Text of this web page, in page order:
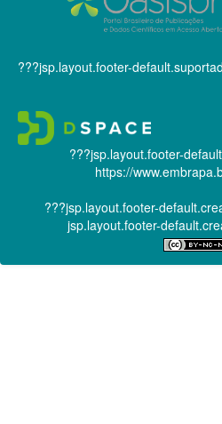
???jsp.layout.footer-
???jsp.layout.footer-
https://
???jsp.layout.footer-
jsp.layout.footer-